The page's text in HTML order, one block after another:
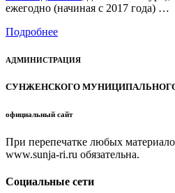
ежегодно (начиная с 2017 года) …
Подробнее
АДМИНИСТРАЦИЯ
СУНЖЕНСКОГО
официальный сайт
При перепечатке любых
www.sunja-ri.ru обязательна.
Социальные сети